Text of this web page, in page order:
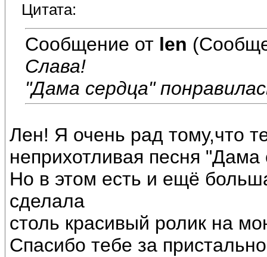
Цитата:
Сообщение от len
Слава!
"Дама сердца"
Лен! Я очень рад тому,что
неприхотливая песня "Дама
Но в этом есть и ещё
сделала
столь красивый ролик на
Спасибо тебе за